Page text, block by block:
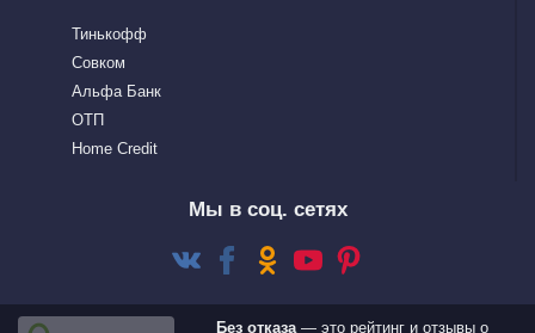
Тинькофф
Совком
Альфа Банк
OTП
Home Сredit
Мы в соц. сетях
Без отказа— это рейтинг и отзывы о